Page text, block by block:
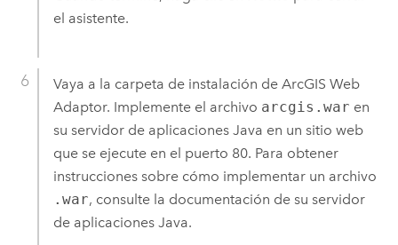
el asistente.
Vaya a la carpeta de instalación de ArcGIS Web
Adaptor. Implemente el archivo arcgis.war en
su servidor de aplicaciones Java en un sitio web
que se ejecute en el puerto 80. Para obtener
instrucciones sobre cómo implementar un archivo
.war, consulte la documentación de su servidor
de aplicaciones Java.